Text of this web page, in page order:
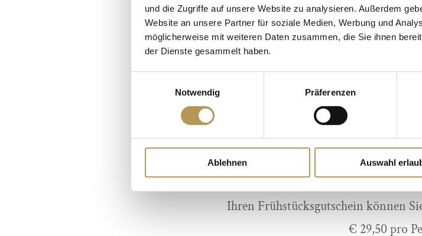
und die Zugriffe auf unsere Website zu analysieren. Außerdem
Website an unsere Partner für soziale Medien, Werbung und
möglicherweise mit weiteren Daten zusammen, die Sie ihnen
der Dienste gesammelt haben.
Notwendig
Präferenzen
Ablehnen Auswahl
Kaffee/Tee,
und vielem
Montag bis Freitag von
Samstag und Sonntag von
Überraschen Sie Ihre Lieben mit
Ihren Frühstücksgutschein können
€ 29,50 pro